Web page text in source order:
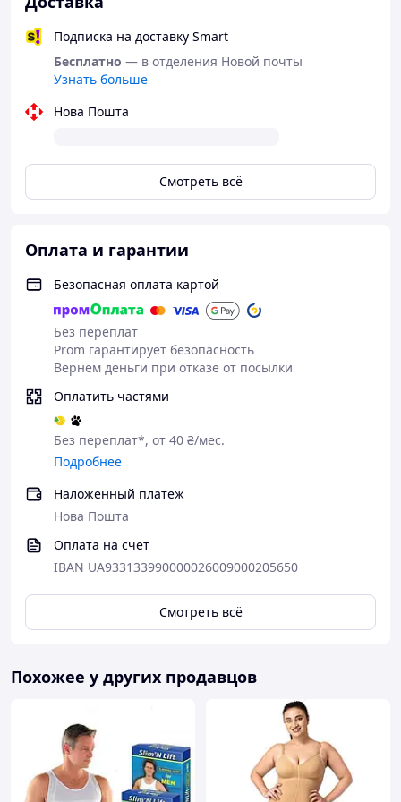
стимулирует похудение и подтягивания мышцы
живота после родов;
Цвет: черный, беж.
Подписка на доставку Smart
Бесплатно — в отделения Новой почты
Узнать больше
Нова Пошта
Смотреть всё
Оплата и гарантии
Безопасная оплата картой
Без переплат
Prom гарантирует безопасность
Вернем деньги при отказе от посылки
Оплатить частями
Без переплат*, от 40 ₴/мес.
Подробнее
Наложенный платеж
Нова Пошта
Оплата на счет
IBAN UA933133990000026009000205650
Смотреть всё
Похожее у других продавцов